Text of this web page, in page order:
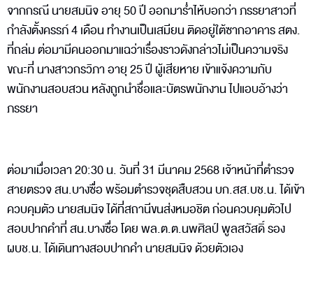
จากกรณี นายสมนิจ อายุ 50 ปี ออกมาร่ำไห้บอกว่า ภรรยาสาวที่
กำลังตั้งครรภ์ 4 เดือน ทำงานเป็นเสมียน ติดอยู่ใต้ซากอาคาร สตง.
ที่ถล่ม ต่อมามีคนออกมาแฉว่าเรื่องราวดังกล่าวไม่เป็นความจริง
ขณะที่ นางสาวกรวิภา อายุ 25 ปี ผู้เสียหาย เข้าแจ้งความกับ
พนักงานสอบสวน หลังถูกนำชื่อและบัตรพนักงาน ไปแอบอ้างว่า
ภรรยา
ต่อมาเมื่อเวลา 20:30 น. วันที่ 31 มีนาคม 2568 เจ้าหน้าที่ตำรวจ
สายตรวจ สน.บางซื่อ พร้อมตำรวจชุดสืบสวน บก.สส.บช.น. ได้เข้า
ควบคุมตัว นายสมนิจ ได้ที่สถานีขนส่งหมอชิต ก่อนควบคุมตัวไป
สอบปากคำที่ สน.บางซื่อ โดย พล.ต.ต.นพศิลป์ พูลสวัสดิ์ รอง
ผบช.น. ได้เดินทางสอบปากคำ นายสมนิจ ด้วยตัวเอง